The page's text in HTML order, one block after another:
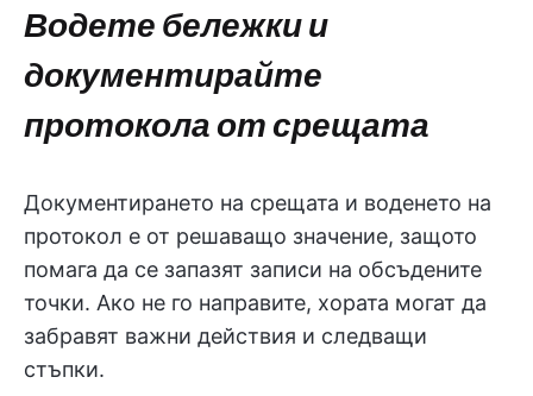
Водете бележки и
документирайте
протокола от срещата
Документирането на срещата и воденето на
протокол е от решаващо значение, защото
помага да се запазят записи на обсъдените
точки. Ако не го направите, хората могат да
забравят важни действия и следващи
стъпки.